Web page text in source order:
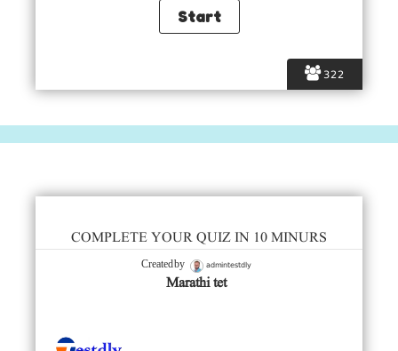
322
COMPLETE YOUR QUIZ IN 10 MINURS
Created by admintestdly
Marathi tet